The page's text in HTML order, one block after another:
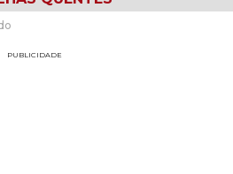
PUBLICIDADE